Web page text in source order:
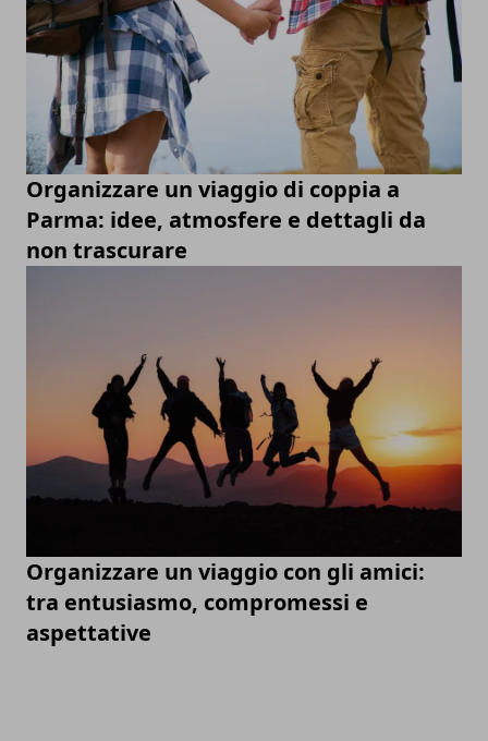
Organizzare un viaggio di coppia a
Parma: idee, atmosfere e dettagli da
non trascurare
Organizzare un viaggio con gli amici:
tra entusiasmo, compromessi e
aspettative